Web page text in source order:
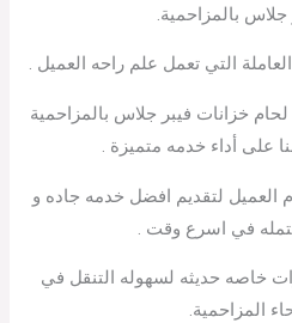
جلاس بالمزاحمية.
التي تعمل علم راحه العميل .
خزانات فيبر جلاس بالمزاحمية
على أداء خدمه متميزة .
العميل لتقديم افضل خدمه جاده و
في اسرع وقت .
خاصه حديثه لسهوله التنقل في
المزاحمية.